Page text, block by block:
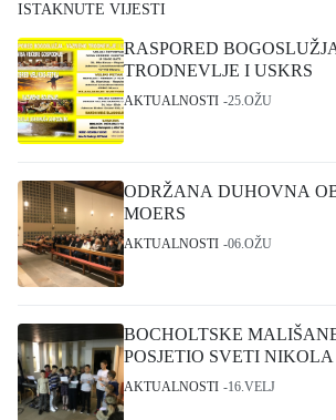
ISTAKNUTE VIJESTI
RASPORED
TRODNEVLJE I USKRS
AKTUALNOSTI 25.OŽU
ODRŽANA DUHOVNA
MOERS
AKTUALNOSTI 06.OŽU
BOCHOLTSKE
POSJETIO SVETI NIKOLA
AKTUALNOSTI 16.VELJ